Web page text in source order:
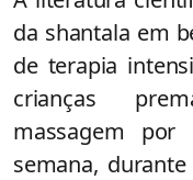
da shantala em
de terapia
crianças
massagem
semana,